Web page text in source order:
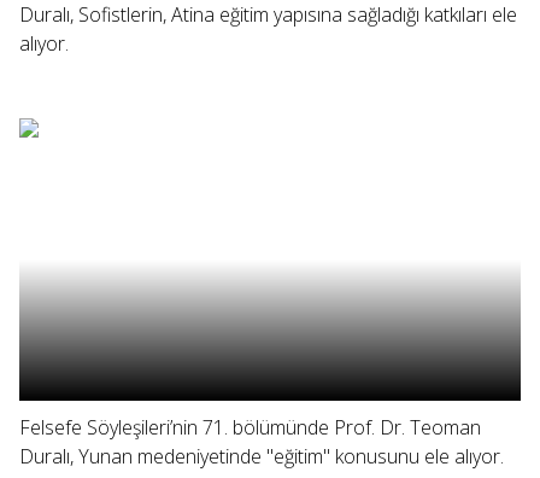
Duralı, Sofistlerin, Atina eğitim yapısına sağladığı katkıları ele
alıyor.
Felsefe Söyleşileri’nin 71. bölümünde Prof. Dr. Teoman
Duralı, Yunan medeniyetinde "eğitim" konusunu ele alıyor.